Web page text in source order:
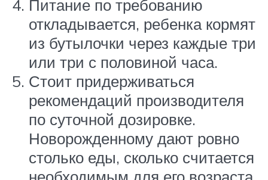
Питание по требованию
откладывается, ребенка кормят
из бутылочки через каждые три
или три с половиной часа.
Стоит придерживаться
рекомендаций производителя
по суточной дозировке.
Новорожденному дают ровно
столько еды, сколько считается